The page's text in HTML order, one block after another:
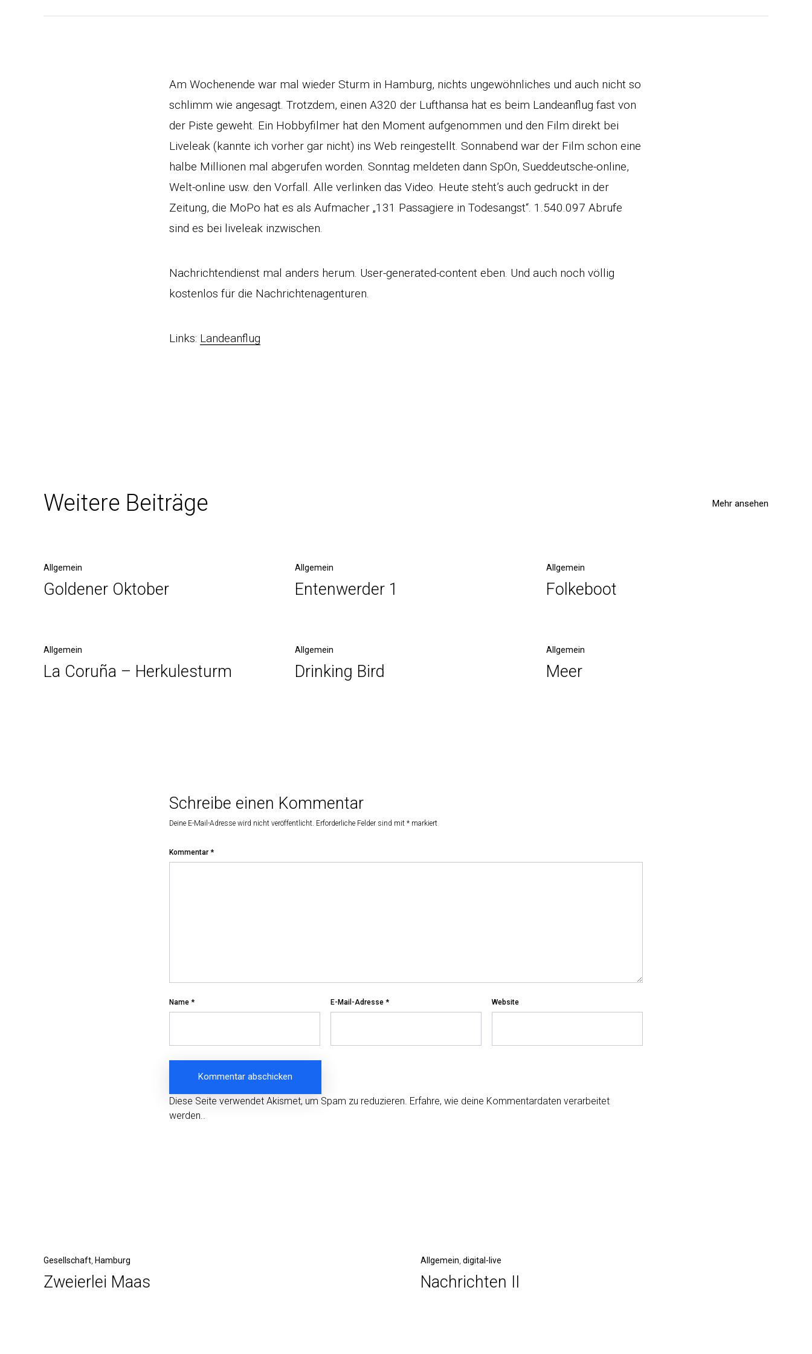
Am Wochenende war mal wieder Sturm in Hamburg, nichts ungewöhnliches und auch nicht so
schlimm wie angesagt. Trotzdem, einen A320 der Lufthansa hat es beim Landeanflug fast von
der Piste geweht. Ein Hobbyfilmer hat den Moment aufgenommen und den Film direkt bei
Liveleak (kannte ich vorher gar nicht) ins Web reingestellt. Sonnabend war der Film schon eine
halbe Millionen mal abgerufen worden. Sonntag meldeten dann SpOn, Sueddeutsche-online,
Welt-online usw. den Vorfall. Alle verlinken das Video. Heute steht’s auch gedruckt in der
Zeitung, die MoPo hat es als Aufmacher „131 Passagiere in Todesangst“. 1.540.097 Abrufe
sind es bei liveleak inzwischen.
Nachrichtendienst mal anders herum. User-generated-content eben. Und auch noch völlig
kostenlos für die Nachrichtenagenturen.
Links: Landeanflug
Weitere Beiträge Mehr ansehen
Allgemein
Goldener Oktober
Allgemein
Entenwerder 1
Allgemein
Folkeboot
Allgemein
La Coruña – Herkulesturm
Allgemein
Drinking Bird
Allgemein
Meer
Schreibe einen Kommentar
Deine E-Mail-Adresse wird nicht veröffentlicht. Erforderliche Felder sind mit * markiert
Kommentar *
Name * E-Mail-Adresse * Website
Diese Seite verwendet Akismet, um Spam zu reduzieren. Erfahre, wie deine Kommentardaten verarbeitet
werden..
Vorheriger
Beitrag
Gesellschaft Hamburg
Zweierlei Maas
Nächster
Beitrag
Allgemein digital-live
Nachrichten II